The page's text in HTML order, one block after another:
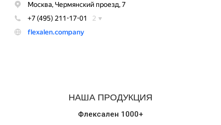
НАША ПРОДУКЦИЯ
Флексален 1000+